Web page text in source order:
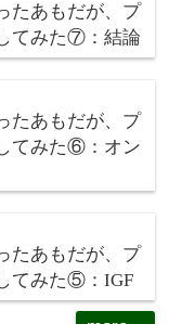
たあもだが、プ
てみた⑦：結論
たあもだが、プ
てみた⑥：オン
たあもだが、プ
てみた⑤：IGF